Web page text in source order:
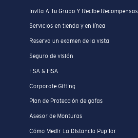
Invita A Tu Grupo Y Recibe Recompensas
Servicios en tienda y en línea
Reserva un examen de la vista
Seguro de visión
FSA & HSA
Corporate Gifting
Plan de Protección de gafas
Asesor de Monturas
Cómo Medir La Distancia Pupilar